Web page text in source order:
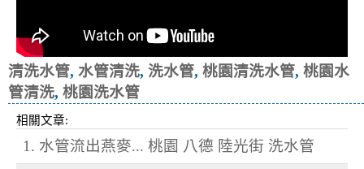
清洗水管, 水管清洗, 洗水管, 桃園清洗水管, 桃園水
管清洗, 桃園洗水管
相關文章:
1. 水管流出燕麥... 桃園 八德 陸光街 洗水管